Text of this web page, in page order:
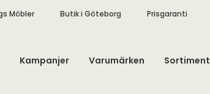
Möbler Butik i Göteborg Prisgaranti
Kampanjer Varumärken Sortiment